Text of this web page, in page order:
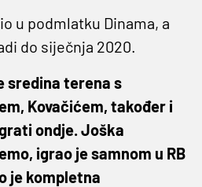
u podmlatku Dinama, a
do siječnja 2020.
sredina terena s
Kovačićem, također i
ondje. Joška
igrao je samnom u RB
je kompletna